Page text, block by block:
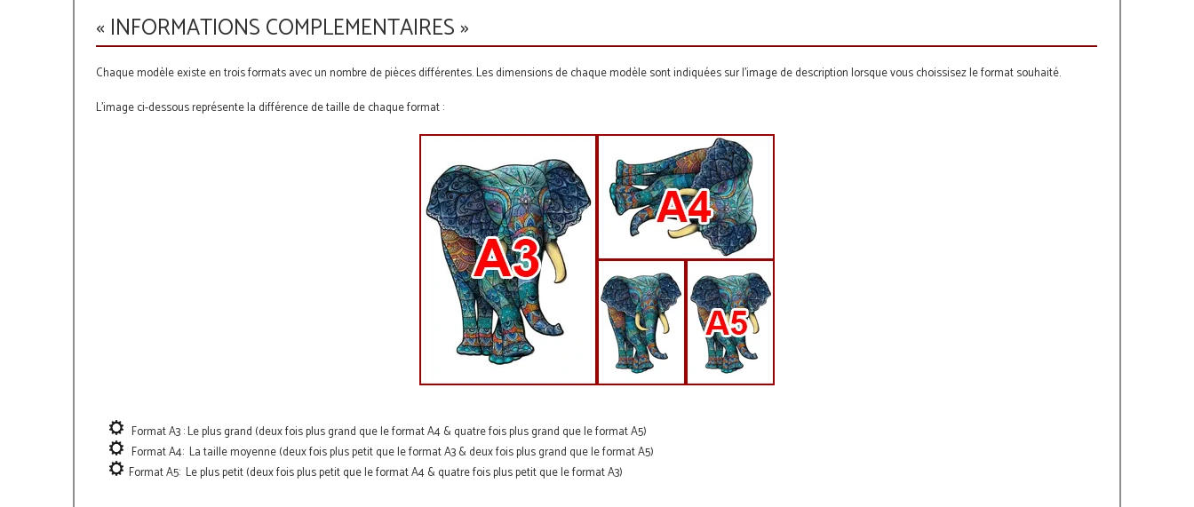
« INFORMATIONS COMPLEMENTAIRES »
Chaque modèle existe en trois formats avec un nombre de pièces différentes. Les dimensions de chaque modèle sont indiquées sur l'image de description lorsque vous choissisez le format souhaité.
L'image ci-dessous représente la différence de taille de chaque format :
Format A3 : Le plus grand (deux fois plus grand que le format A4 & quatre fois plus grand que le format A5)
Format A4: La taille moyenne (deux fois plus petit que le format A3 & deux fois plus grand que le format A5)
Format A5: Le plus petit (deux fois plus petit que le format A4 & quatre fois plus petit que le format A3)